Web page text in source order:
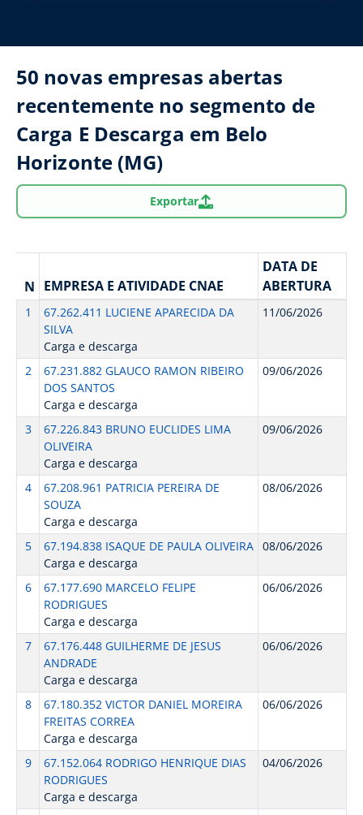
50 novas empresas abertas
recentemente no segmento de
Carga E Descarga em Belo
Horizonte (MG)
Exportar
N EMPRESA E ATIVIDADE CNAE
DATA DE
ABERTURA
1
67.262.411 LUCIENE APARECIDA DA
SILVA
Carga e descarga
11/06/2026
2
67.231.882 GLAUCO RAMON RIBEIRO
DOS SANTOS
Carga e descarga
09/06/2026
3
67.226.843 BRUNO EUCLIDES LIMA
OLIVEIRA
Carga e descarga
09/06/2026
4
67.208.961 PATRICIA PEREIRA DE
SOUZA
Carga e descarga
08/06/2026
5
67.194.838 ISAQUE DE PAULA OLIVEIRA
Carga e descarga
08/06/2026
6
67.177.690 MARCELO FELIPE
RODRIGUES
Carga e descarga
06/06/2026
7
67.176.448 GUILHERME DE JESUS
ANDRADE
Carga e descarga
06/06/2026
8
67.180.352 VICTOR DANIEL MOREIRA
FREITAS CORREA
Carga e descarga
06/06/2026
9
67.152.064 RODRIGO HENRIQUE DIAS
RODRIGUES
Carga e descarga
04/06/2026